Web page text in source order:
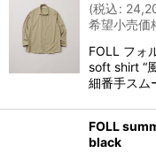
(税込:
希望小売価
FOLL フ
soft shirt “
細番手スム
FOLL
black